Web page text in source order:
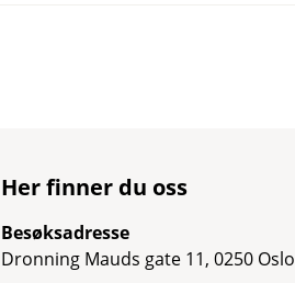
Her finner du oss
Besøksadresse
Dronning Mauds gate 11, 0250 Oslo